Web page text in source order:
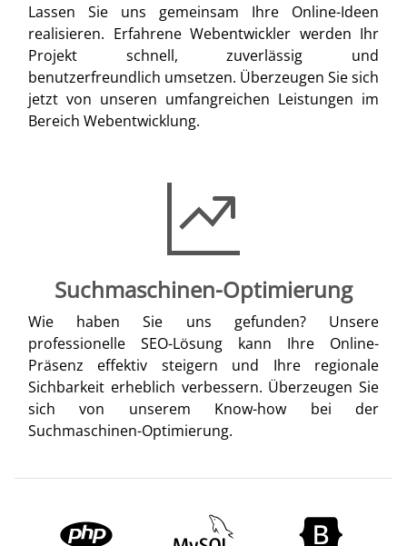
Lassen Sie uns gemeinsam Ihre Online-Ideen
realisieren. Erfahrene Webentwickler werden Ihr
Projekt schnell, zuverlässig und
benutzerfreundlich umsetzen. Überzeugen Sie sich
jetzt von unseren umfangreichen Leistungen im
Bereich Webentwicklung.
Suchmaschinen-Optimierung
Wie haben Sie uns gefunden? Unsere
professionelle SEO-Lösung kann Ihre Online-
Präsenz effektiv steigern und Ihre regionale
Sichbarkeit erheblich verbessern. Überzeugen Sie
sich von unserem Know-how bei der
Suchmaschinen-Optimierung.